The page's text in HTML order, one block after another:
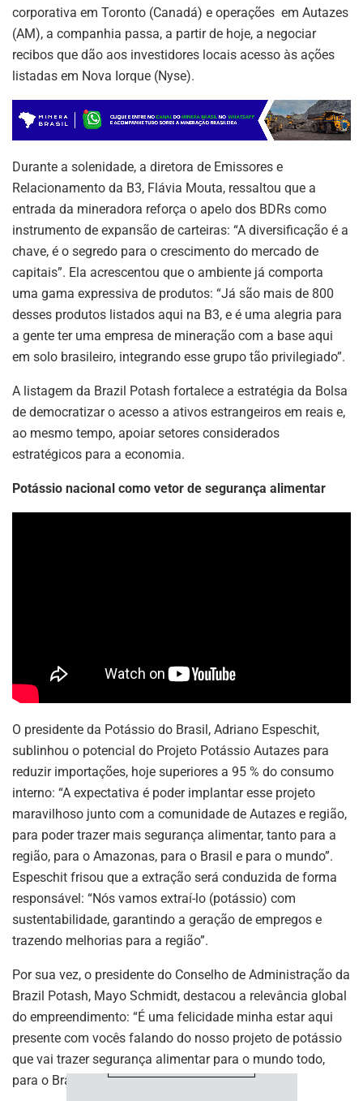
corporativa em Toronto (Canadá) e operações em Autazes
(AM), a companhia passa, a partir de hoje, a negociar
recibos que dão aos investidores locais acesso às ações
listadas em Nova Iorque (Nyse).
Durante a solenidade, a diretora de Emissores e
Relacionamento da B3, Flávia Mouta, ressaltou que a
entrada da mineradora reforça o apelo dos BDRs como
instrumento de expansão de carteiras: “A diversificação é a
chave, é o segredo para o crescimento do mercado de
capitais”. Ela acrescentou que o ambiente já comporta
uma gama expressiva de produtos: “Já são mais de 800
desses produtos listados aqui na B3, e é uma alegria para
a gente ter uma empresa de mineração com a base aqui
em solo brasileiro, integrando esse grupo tão privilegiado”.
A listagem da Brazil Potash fortalece a estratégia da Bolsa
de democratizar o acesso a ativos estrangeiros em reais e,
ao mesmo tempo, apoiar setores considerados
estratégicos para a economia.
Potássio nacional como vetor de segurança alimentar
O presidente da Potássio do Brasil, Adriano Espeschit,
sublinhou o potencial do Projeto Potássio Autazes para
reduzir importações, hoje superiores a 95 % do consumo
interno: “A expectativa é poder implantar esse projeto
maravilhoso junto com a comunidade de Autazes e região,
para poder trazer mais segurança alimentar, tanto para a
região, para o Amazonas, para o Brasil e para o mundo”.
Espeschit frisou que a extração será conduzida de forma
responsável: “Nós vamos extraí-lo (potássio) com
sustentabilidade, garantindo a geração de empregos e
trazendo melhorias para a região”.
Por sua vez, o presidente do Conselho de Administração da
Brazil Potash, Mayo Schmidt, destacou a relevância global
do empreendimento: “É uma felicidade minha estar aqui
presente com vocês falando do nosso projeto de potássio
que vai trazer segurança alimentar para o mundo todo,
para o Brasil, inclusive”.
ASSINE NOSSA
NEWSLETTER
Fique atualizado com as últimas
brasileiro.
ASSINAR